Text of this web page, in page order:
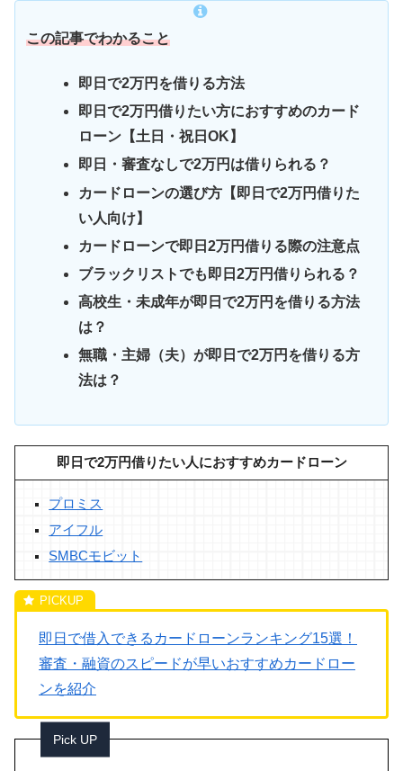
この記事でわかること
即日で2万円を借りる方法
即日で2万円借りたい方におすすめのカード
ローン【土日・祝日OK】
即日・審査なしで2万円は借りられる？
カードローンの選び方【即日で2万円借りた
い人向け】
カードローンで即日2万円借りる際の注意点
ブラックリストでも即日2万円借りられる？
高校生・未成年が即日で2万円を借りる方法
は？
無職・主婦（夫）が即日で2万円を借りる方
法は？
即日で2万円借りたい人におすすめカードローン
プロミス
アイフル
SMBCモビット
即日で借入できるカードローンランキング15選！
審査・融資のスピードが早いおすすめカードロー
ンを紹介
Pick UP